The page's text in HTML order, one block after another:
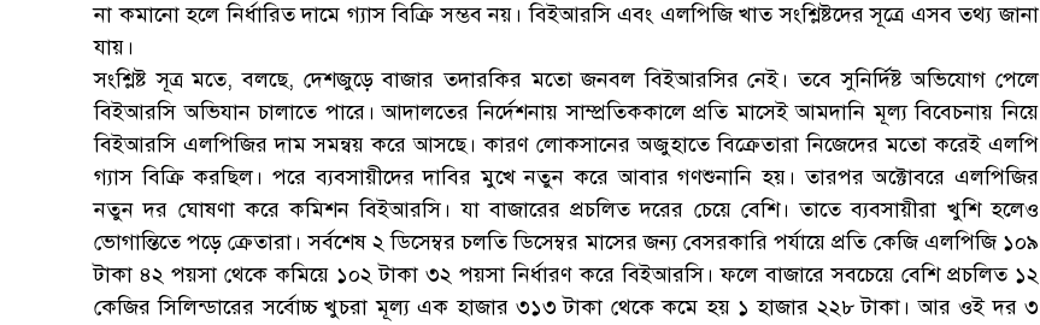
না কমানো হলে নির্ধারিত দামে গ্যাস বিক্রি সম্ভব নয়। বিইআরসি এবং এলপিজি খাত সংশ্লিষ্টদের সূত্রে এসব তথ্য জানা
যায়।
সংশ্লিষ্ট সূত্র মতে, বলছে, দেশজুড়ে বাজার তদারকির মতো জনবল বিইআরসির নেই। তবে সুনির্দিষ্ট অভিযোগ পেলে
বিইআরসি অভিযান চালাতে পারে। আদালতের নির্দেশনায় সাম্প্রতিককালে প্রতি মাসেই আমদানি মূল্য বিবেচনায় নিয়ে
বিইআরসি এলপিজির দাম সমন্বয় করে আসছে। কারণ লোকসানের অজুহাতে বিক্রেতারা নিজেদের মতো করেই এলপি
গ্যাস বিক্রি করছিল। পরে ব্যবসায়ীদের দাবির মুখে নতুন করে আবার গণশুনানি হয়। তারপর অক্টোবরে এলপিজির
নতুন দর ঘোষণা করে কমিশন বিইআরসি। যা বাজারের প্রচলিত দরের চেয়ে বেশি। তাতে ব্যবসায়ীরা খুশি হলেও
ভোগান্তিতে পড়ে ক্রেতারা। সর্বশেষ ২ ডিসেম্বর চলতি ডিসেম্বর মাসের জন্য বেসরকারি পর্যায়ে প্রতি কেজি এলপিজি ১০৯
টাকা ৪২ পয়সা থেকে কমিয়ে ১০২ টাকা ৩২ পয়সা নির্ধারণ করে বিইআরসি। ফলে বাজারে সবচেয়ে বেশি প্রচলিত ১২
কেজির সিলিন্ডারের সর্বোচ্চ খুচরা মূল্য এক হাজার ৩১৩ টাকা থেকে কমে হয় ১ হাজার ২২৮ টাকা। আর ওই দর ৩